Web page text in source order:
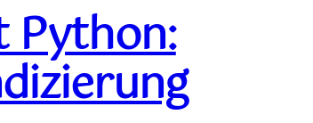
Python: